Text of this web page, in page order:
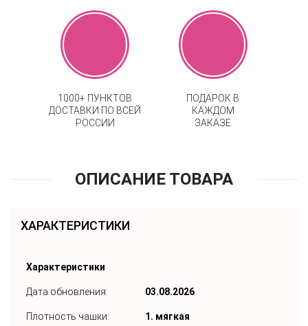
1000+ ПУНКТОВ
ДОСТАВКИ ПО ВСЕЙ
РОССИИ
ПОДАРОК В
КАЖДОМ
ЗАКАЗЕ
ОПИСАНИЕ ТОВАРА
ХАРАКТЕРИСТИКИ
Характеристики
Дата обновления: 03.08.2026
Плотность чашки: 1. мягкая